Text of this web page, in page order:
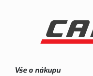
Vše o nákupu